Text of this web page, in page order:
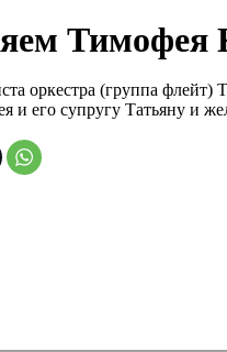
Тимофея
оркестра (группа
и его супругу Татьяну и